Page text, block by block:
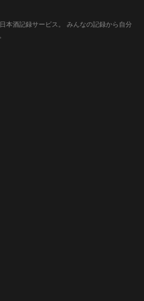
本酒記録サービス。
みんなの記録から自分